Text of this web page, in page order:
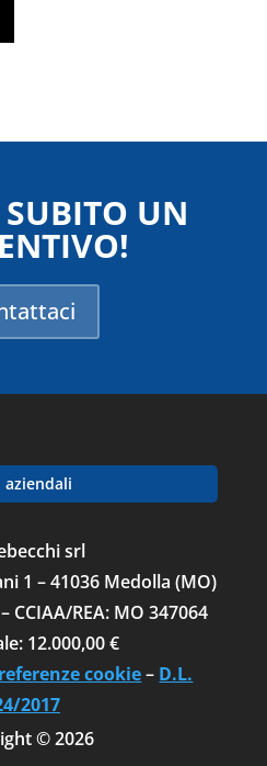
UN
aziendali
srl
1 – 41036 Medolla (MO)
CCIAA/REA: MO 347064
12.000,00 €
cookie– D.L.
2017
© 2026